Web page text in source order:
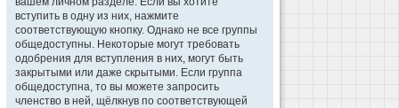
вступить в одну из них, нажмите
соответствующую кнопку. Однако не все группы
общедоступны. Некоторые могут требовать
одобрения для вступления в них, могут быть
закрытыми или даже скрытыми. Если группа
общедоступна, то вы можете запросить
членство в ней, щёлкнув по соответствующей